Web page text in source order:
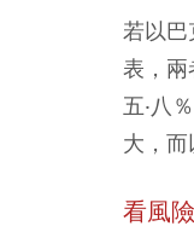
若以
表，兩
五‧八
大，而
看風